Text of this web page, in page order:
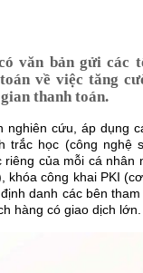
văn bản gửi các
về việc tăng
thanh toán.
nghiên cứu, áp dụng
trắc học (công nghệ
của mỗi cá nhân
khóa công khai PKI
danh các bên
hàng có giao dịch lớn.